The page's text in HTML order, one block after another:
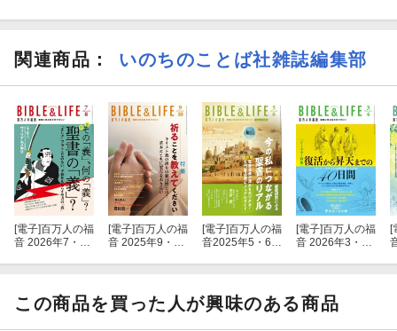
関連商品 ： いのちのことば社雑誌編集部
[電子]百万人の福
音 2026年7・8
[電子]百万人の福
音 2025年9・10
[電子]百万人の福
音2025年5・6月
[電子]百万人の福
音 2026年3・4
[
この商品を買った人が興味のある商品